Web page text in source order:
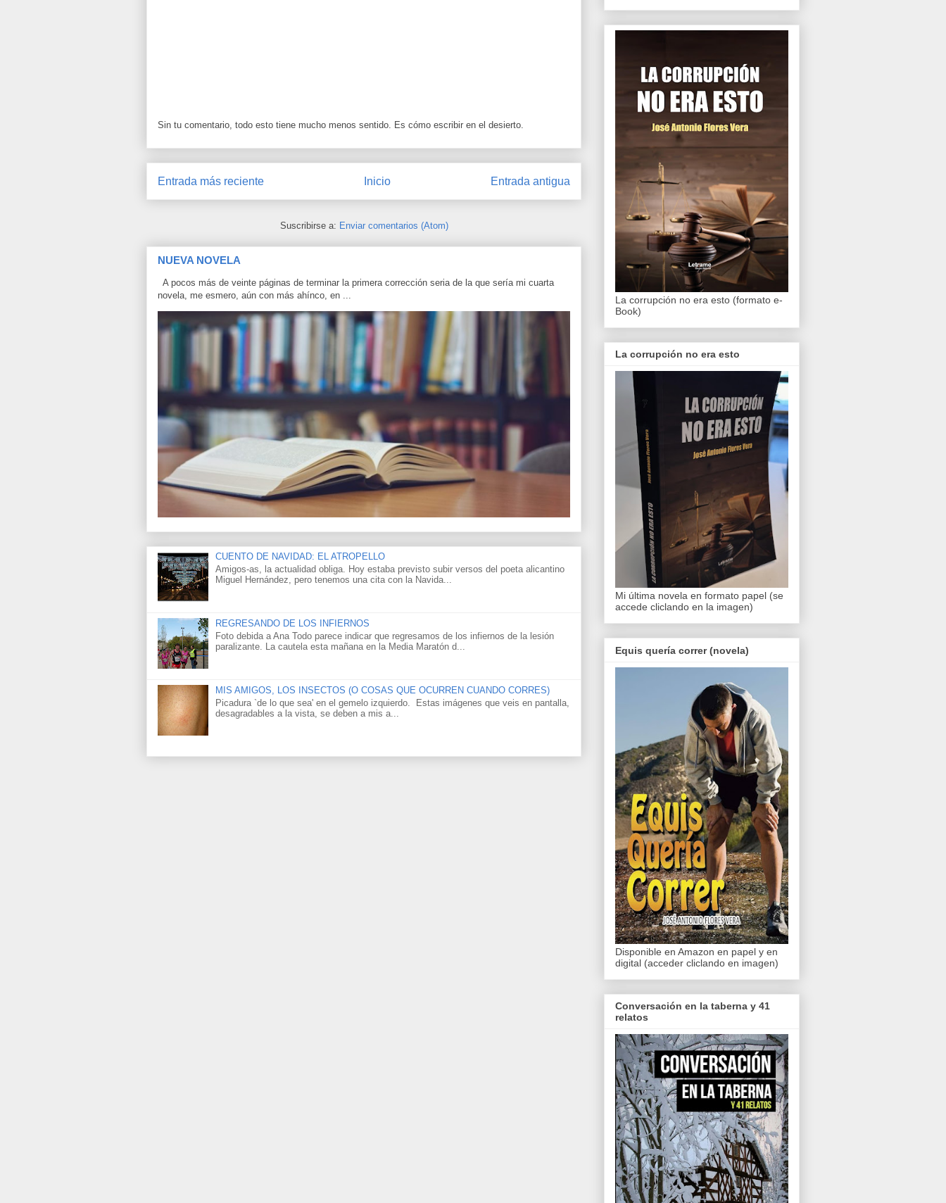
Sin tu comentario, todo esto tiene mucho menos sentido. Es cómo escribir en el desierto.
Entrada más reciente Entrada antigua
Inicio
Suscribirse a: Enviar comentarios (Atom)
NUEVA NOVELA
A pocos más de veinte páginas de terminar la primera corrección seria de la que sería mi cuarta
novela, me esmero, aún con más ahínco, en ...
CUENTO DE NAVIDAD: EL ATROPELLO
Amigos-as, la actualidad obliga. Hoy estaba previsto subir versos del poeta alicantino
Miguel Hernández, pero tenemos una cita con la Navida...
REGRESANDO DE LOS INFIERNOS
Foto debida a Ana Todo parece indicar que regresamos de los infiernos de la lesión
paralizante. La cautela esta mañana en la Media Maratón d...
MIS AMIGOS, LOS INSECTOS (O COSAS QUE OCURREN CUANDO CORRES)
Picadura `de lo que sea' en el gemelo izquierdo. Estas imágenes que veis en pantalla,
desagradables a la vista, se deben a mis a...
La corrupción no era esto (formato e-
Book)
La corrupción no era esto
Mi última novela en formato papel (se
accede cliclando en la imagen)
Equis quería correr (novela)
Disponible en Amazon en papel y en
digital (acceder cliclando en imagen)
Conversación en la taberna y 41
relatos